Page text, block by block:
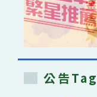
公告Tag